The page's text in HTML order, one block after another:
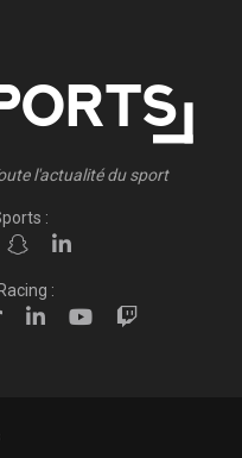
l'actualité du sport
:
: